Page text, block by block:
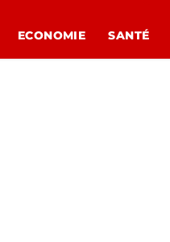
ECONOMIE SANTÉ